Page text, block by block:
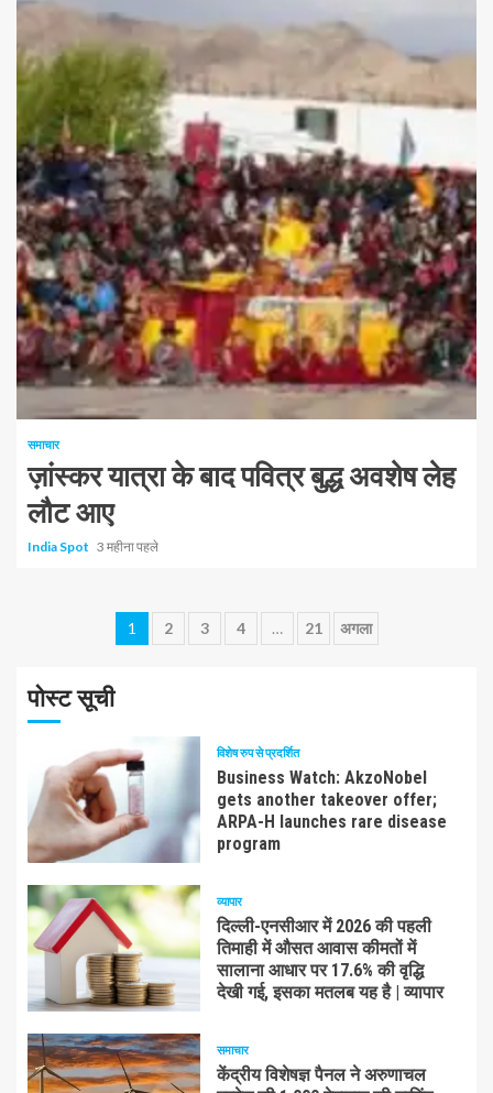
समाचार
ज़ांस्कर यात्रा के बाद पवित्र बुद्ध अवशेष लेह
लौट आए
India Spot 3 महीना पहले
Posts
1 2 3 4 … 21 अगला
पोस्ट सूची
विशेष रुप से प्रदर्शित
Business Watch: AkzoNobel
gets another takeover offer;
ARPA-H launches rare disease
program
व्यापार
दिल्ली-एनसीआर में 2026 की पहली
तिमाही में औसत आवास कीमतों में
सालाना आधार पर 17.6% की वृद्धि
देखी गई, इसका मतलब यह है | व्यापार
समाचार
केंद्रीय विशेषज्ञ पैनल ने अरुणाचल